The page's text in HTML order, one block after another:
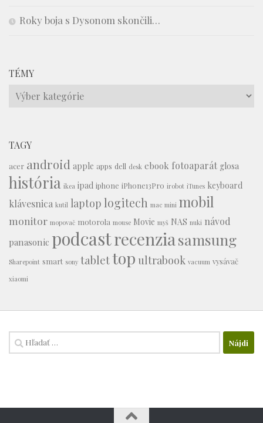
Roky boja s Dysonom skončili…
TÉMY
Témy
TAGY
acer android apple apps dell desk ebook fotoaparát glosa
história ikea ipad iphone iPhone13Pro irobot iTunes keyboard
klávesnica kutil laptop logitech mac mini mobil
monitor mopovač motorola mouse Movie myš NAS nuki návod
panasonic podcastrecenziasamsung
Sharepoint smart sony tablettop ultrabook vacuum vysávač
xiaomi
Hľadať: